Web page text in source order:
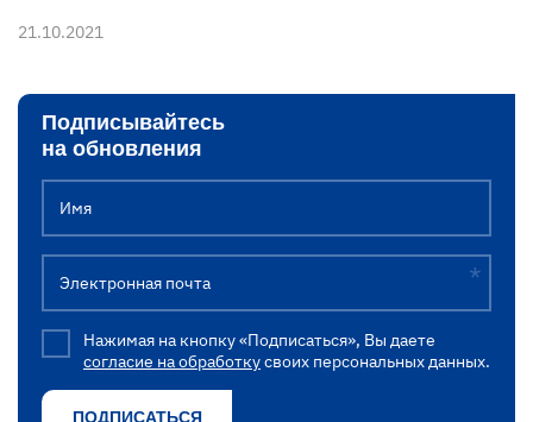
21.10.2021
Подписывайтесь
на обновления
Имя
Электронная почта
Нажимая на кнопку «Подписаться», Вы даете
согласие на обработкусвоих персональных данных.